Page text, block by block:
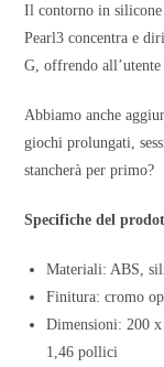
Il contorno in silicone
Pearl3 concentra e
G, offrendo all’utente
Abbiamo anche
giochi prolungati,
stancherà per primo?
Specifiche del
Materiali: ABS,
Finitura: cromo
Dimensioni: 200
1,46 pollici